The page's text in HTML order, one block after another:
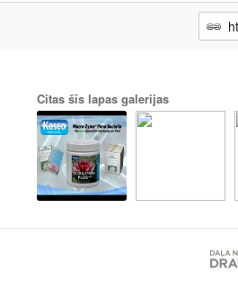
Citas šīs lapas galerijas